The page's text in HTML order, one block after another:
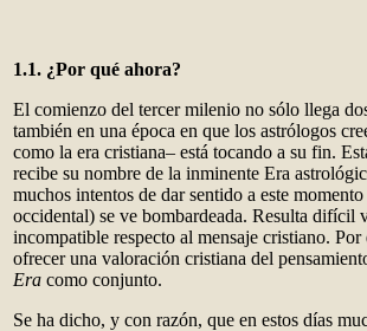
1.1. ¿Por qué ahora?
El comienzo del tercer milenio no sólo llega
también en una época en que los astrólogos
como la era cristiana– está tocando a su fin.
recibe su nombre de la inminente Era
muchos intentos de dar sentido a este
occidental) se ve bombardeada. Resulta difícil
incompatible respecto al mensaje cristiano.
ofrecer una valoración cristiana del
Era como conjunto.
Se ha dicho, y con razón, que en estos días